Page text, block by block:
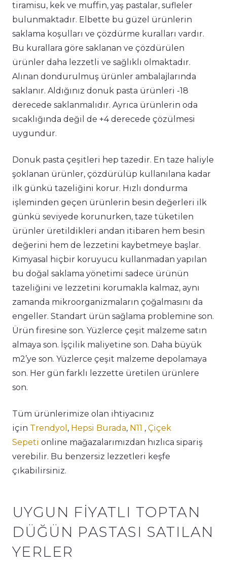
tiramisu, kek ve muffin, yaş pastalar, sufleler
bulunmaktadır. Elbette bu güzel ürünlerin
saklama koşulları ve çözdürme kuralları vardır.
Bu kurallara göre saklanan ve çözdürülen
ürünler daha lezzetli ve sağlıklı olmaktadır.
Alınan dondurulmuş ürünler ambalajlarında
saklanır. Aldığınız donuk pasta ürünleri -18
derecede saklanmalıdır. Ayrıca ürünlerin oda
sıcaklığında değil de +4 derecede çözülmesi
uygundur.
Donuk pasta çeşitleri hep tazedir. En taze haliyle
şoklanan ürünler, çözdürülüp kullanılana kadar
ilk günkü tazeliğini korur. Hızlı dondurma
işleminden geçen ürünlerin besin değerleri ilk
günkü seviyede korunurken, taze tüketilen
ürünler üretildikleri andan itibaren hem besin
değerini hem de lezzetini kaybetmeye başlar.
Kimyasal hiçbir koruyucu kullanmadan yapılan
bu doğal saklama yönetimi sadece ürünün
tazeliğini ve lezzetini korumakla kalmaz, aynı
zamanda mikroorganizmaların çoğalmasını da
engeller. Standart ürün sağlama problemine son.
Ürün firesine son. Yüzlerce çeşit malzeme satın
almaya son. İşçilik maliyetine son. Daha büyük
m2’ye son. Yüzlerce çeşit malzeme depolamaya
son. Her gün farklı lezzette üretilen ürünlere
son.
Tüm ürünlerimize olan ihtiyacınız
için Trendyol , Hepsi Burada, N11 , Çiçek
Sepeti online mağazalarımızdan hızlıca sipariş
verebilir. Bu benzersiz lezzetleri keşfe
çıkabilirsiniz.
UYGUN FIYATLI TOPTAN
DÜĞÜN PASTASI SATILAN
YERLER